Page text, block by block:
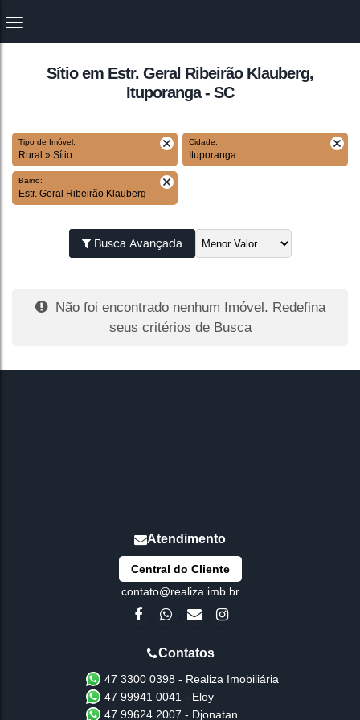
Sítio em Estr. Geral Ribeirão Klauberg,
Ituporanga - SC
Tipo de Imóvel:
Rural » Sítio
Cidade:
Ituporanga
Bairro:
Estr. Geral Ribeirão Klauberg
Busca Avançada
Não foi encontrado nenhum Imóvel. Redefina
seus critérios de Busca
Central do Cliente
contato@realiza.imb.br
47 3300 0398 - Realiza Imobiliária
47 99941 0041 - Eloy
47 99624 2007 - Djonatan